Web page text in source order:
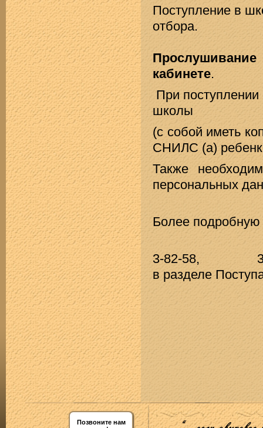
Поступление в
отбора.
Прослушивание
кабинете.
При
школы
(с собой иметь
СНИЛС (а)
Также
персональных
Более
3-82-
в разделе
Позвоните нам